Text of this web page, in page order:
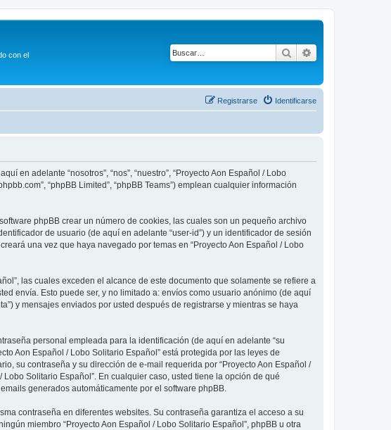
con el
Buscar
Identificarse
Registrarse
en adelante “nosotros”, “nos”, “nuestro”, “Proyecto Aon Español / Lobo
“phpBB Limited”, “phpBB Teams”) emplean cualquier información
phpBB crear un número de cookies, las cuales son un pequeño archivo
de usuario (de aquí en adelante “user-id”) y un identificador de sesión
una vez que haya navegado por temas en “Proyecto Aon Español / Lobo
las cuales exceden el alcance de este documento que solamente se refiere a
envía. Esto puede ser, y no limitado a: envíos como usuario anónimo (de aquí
y mensajes enviados por usted después de registrarse y mientras se haya
personal empleada para la identificación (de aquí en adelante “su
Aon Español / Lobo Solitario Español” está protegida por las leyes de
su contraseña y su dirección de e-mail requerida por “Proyecto Aon Español /
Solitario Español”. En cualquier caso, usted tiene la opción de qué
generados automáticamente por el software phpBB.
contraseña en diferentes websites. Su contraseña garantiza el acceso a su
miembro “Proyecto Aon Español / Lobo Solitario Español”, phpBB u otra